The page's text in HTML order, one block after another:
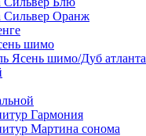
Сильвер Оранж
шимо
Ясень шимо/Дуб атланта
Гармония
Мартина сонома